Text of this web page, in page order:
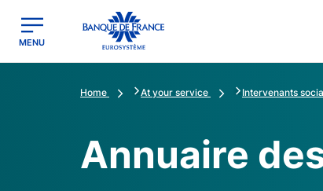
Banque de France - Menu Principal
MENU
Home At your service Intervenants
Annuaire